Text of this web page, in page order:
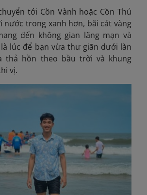
tới Cồn Vành hoặc Cồn Thủ
nước trong xanh hơn, bãi cát vàng
đến không gian lãng mạn và
lúc để bạn vừa thư giãn dưới làn
thả hồn theo bầu trời và khung
vị.